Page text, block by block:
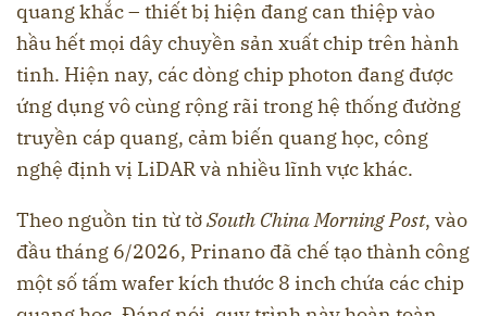
quang khắc – thiết bị hiện đang can thiệp vào
hầu hết mọi dây chuyền sản xuất chip trên hành
tinh. Hiện nay, các dòng chip photon đang được
ứng dụng vô cùng rộng rãi trong hệ thống đường
truyền cáp quang, cảm biến quang học, công
nghệ định vị LiDAR và nhiều lĩnh vực khác.
Theo nguồn tin từ tờSouth China Morning Post, vào
đầu tháng 6/2026, Prinano đã chế tạo thành công
một số tấm wafer kích thước 8 inch chứa các chip